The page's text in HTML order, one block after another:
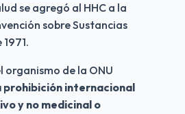
se agregó al HHC a la
sobre Sustancias
prohibición internacional
y no medicinal o